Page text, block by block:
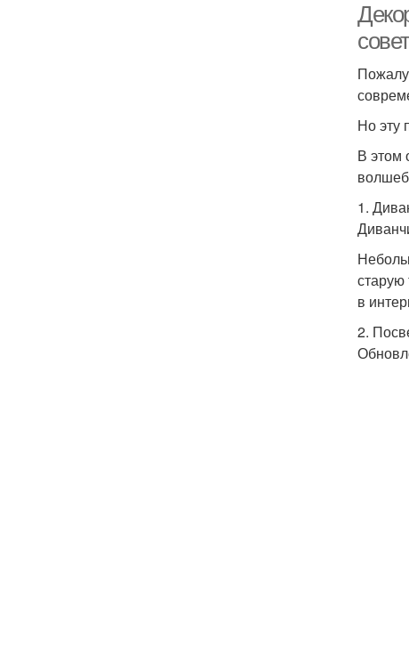
Но эту
В этом
1.
старую
в
2.